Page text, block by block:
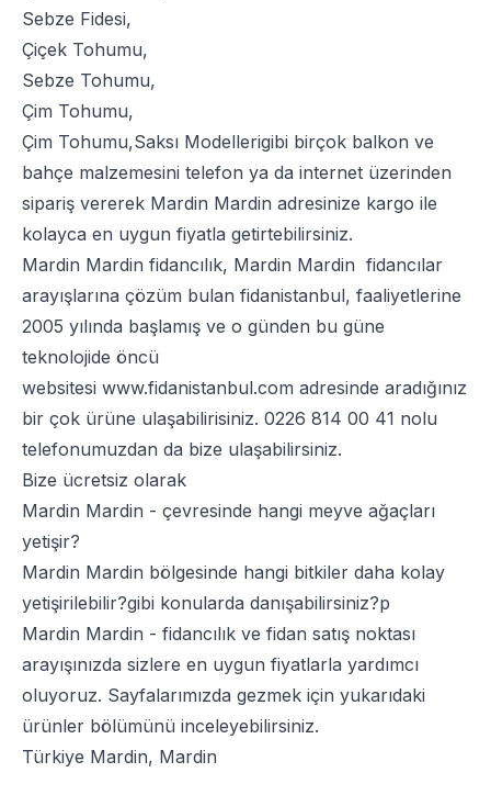
Sebze Fidesi,
Çiçek Tohumu,
Sebze Tohumu,
Çim Tohumu,
Çim Tohumu,Saksı Modellerigibi birçok balkon ve
bahçe malzemesini telefon ya da internet üzerinden
sipariş vererek Mardin Mardin adresinize kargo ile
kolayca en uygun fiyatla getirtebilirsiniz.
Mardin Mardin fidancılık, Mardin Mardin fidancılar
arayışlarına çözüm bulan fidanistanbul, faaliyetlerine
2005 yılında başlamış ve o günden bu güne
teknolojide öncü
websitesi www.fidanistanbul.com adresinde aradığınız
bir çok ürüne ulaşabilirisiniz. 0226 814 00 41 nolu
telefonumuzdan da bize ulaşabilirsiniz.
Bize ücretsiz olarak
Mardin Mardin - çevresinde hangi meyve ağaçları
yetişir?
Mardin Mardin bölgesinde hangi bitkiler daha kolay
yetişirilebilir?gibi konularda danışabilirsiniz?p
Mardin Mardin - fidancılık ve fidan satış noktası
arayışınızda sizlere en uygun fiyatlarla yardımcı
oluyoruz. Sayfalarımızda gezmek için yukarıdaki
ürünler bölümünü inceleyebilirsiniz.
Türkiye Mardin, Mardin